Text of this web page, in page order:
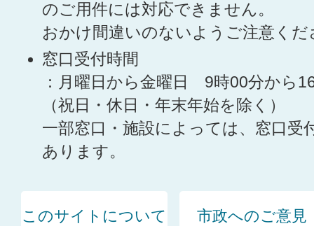
のご用件には対応できません。
おかけ間違いのないようご注意くだ
窓口受付時間
：月曜日から金曜日 9時00分から
（祝日・休日・年末年始を除く）
一部窓口・施設によっては、窓口受
あります。
このサイトについて 市政へのご意見